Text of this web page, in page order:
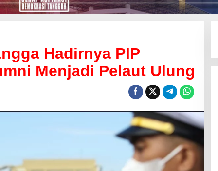
Hadirnya PIP
Menjadi Pelaut Ulung